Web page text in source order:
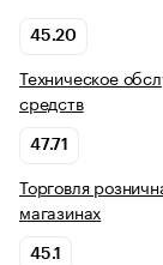
45.20
Техническое
средств
47.71
Торговля
магазинах
45.1